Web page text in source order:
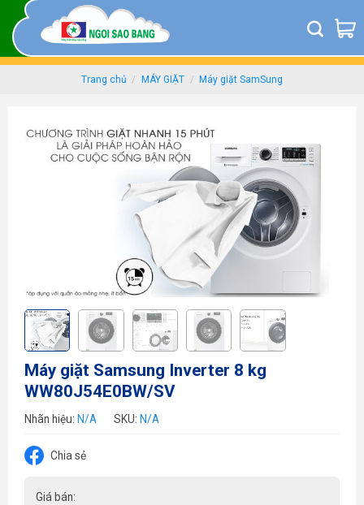
content
Trang chủ / MÁY GIẶT / Máy giặt SamSung
Máy giặt Samsung Inverter 8 kg
WW80J54E0BW/SV
Nhãn hiệu: N/A SKU: N/A
Chia sẻ
Giá bán: